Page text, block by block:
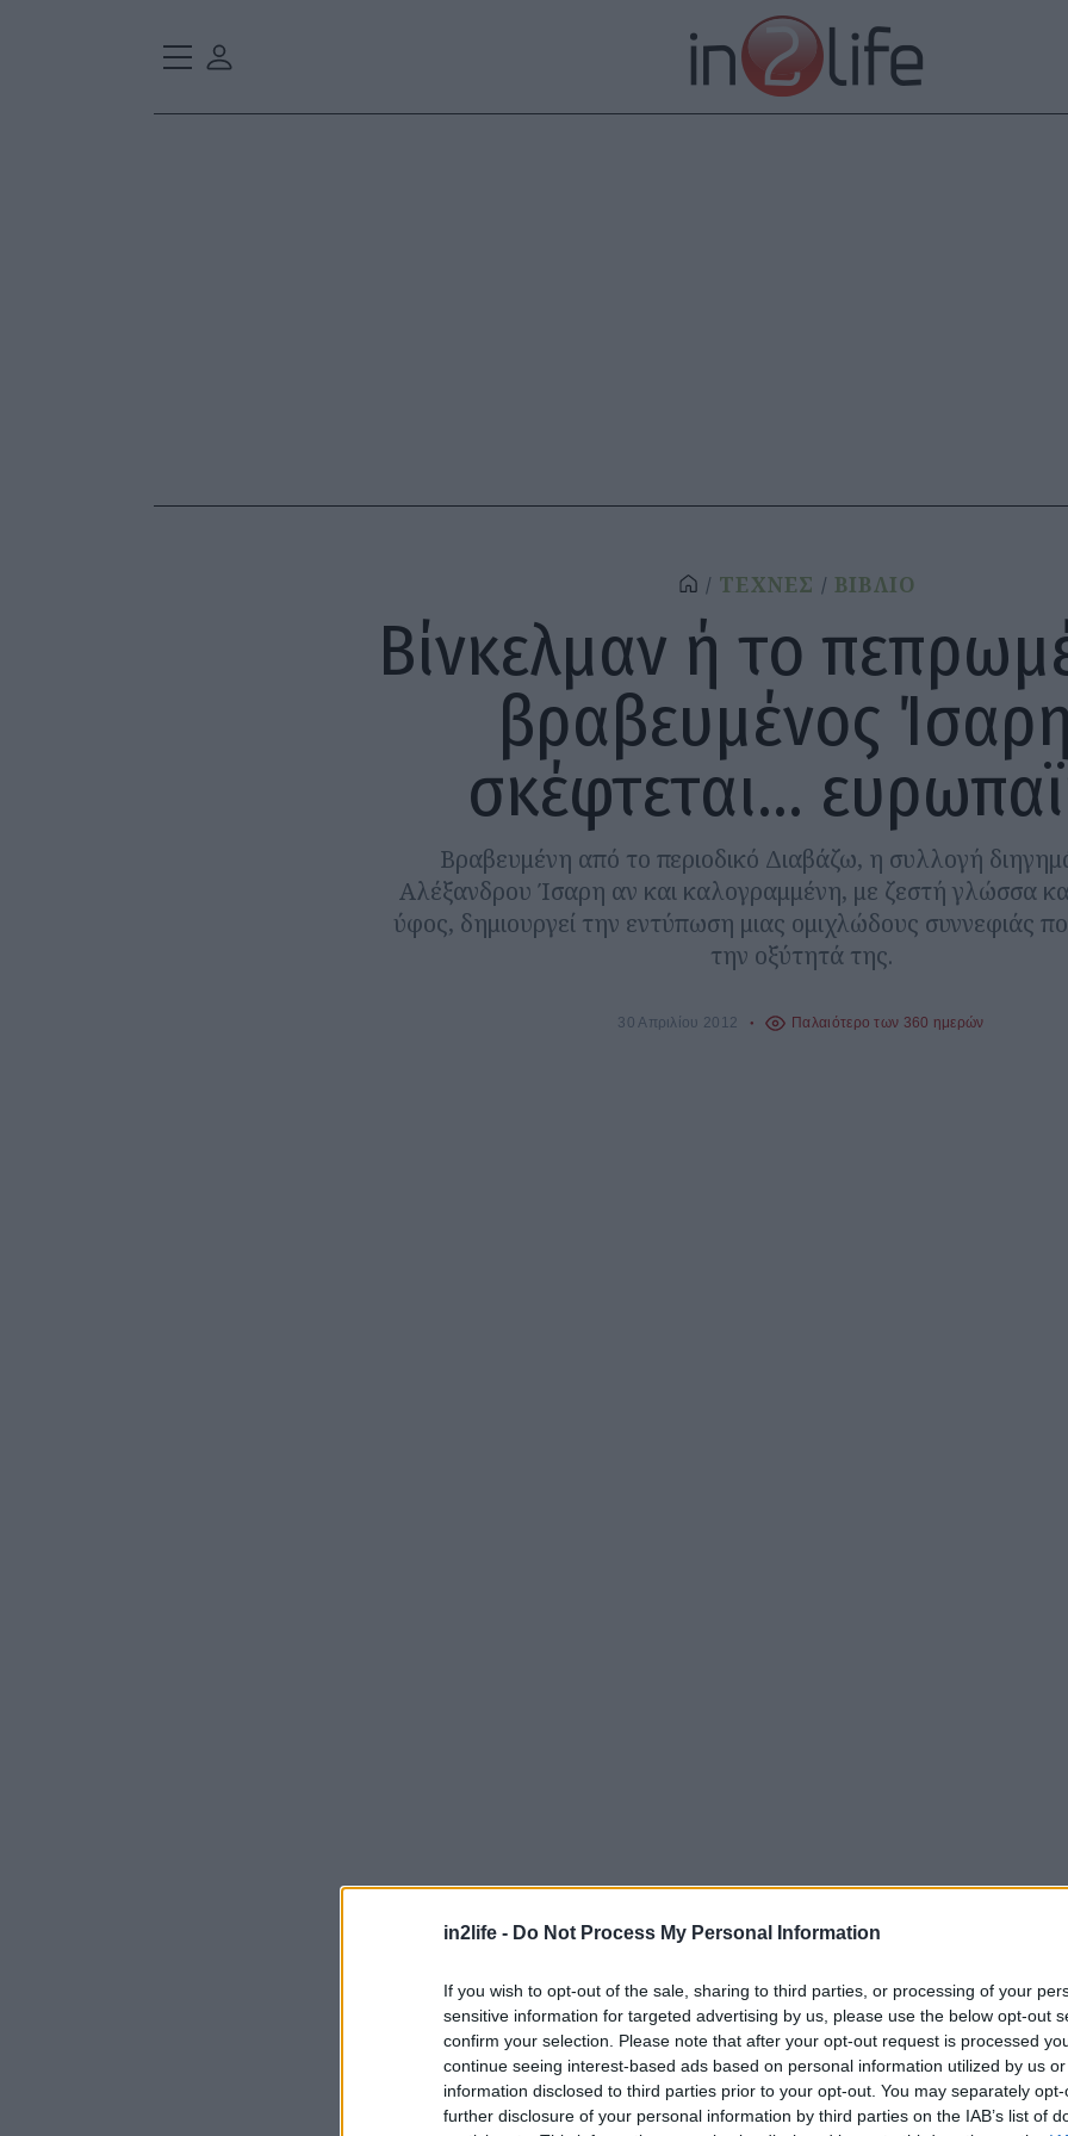
in2life - Do Not Process My Personal Information
If you wish to opt-out of the sale, sharing to third parties, or processing of your
sensitive information for targeted advertising by us, please use the below opt-out
confirm your selection. Please note that after your opt-out request is processed
continue seeing interest-based ads based on personal information utilized by us
information disclosed to third parties prior to your opt-out. You may separately
further disclosure of your personal information by third parties on the IAB’s list of
ΤΕΧΝΕΣ ΒΙΒΛΙΟ
Βίνκελμαν ή το
βραβευμένος
σκέφτεται...
Βραβευμένη από το περιοδικό Διαβάζω, η συλλογή
Αλέξανδρου Ίσαρη αν και καλογραμμένη, με ζεστή γλώσσα
ύφος, δημιουργεί την εντύπωση μιας ομιχλώδους συννεφιάς
την οξύτητά της.
30 Απριλίου 2012 Παλαιότερο των 360 ημερών
επειδή δεν μου το σύστησε κανείς, θέλετε επειδή η “Κίχλη” είναι ένας
εκδοτικός οίκος που δεν μπόρεσε να το αναδείξει εγκαίρως, θέλετε
του συγγραφέα δεν είχε μπει στον αναγνωστικό μου κανόνα. Ακόμα
το βραβείο διηγήματος του περιοδικού «Διαβάζω» πέρυσι τον Μάιο,